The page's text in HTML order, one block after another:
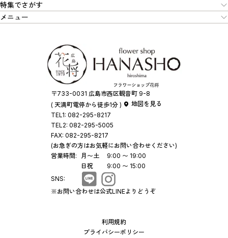
特集でさがす
メニュー
〒733-0031 広島市西区観音町 9-8
( 天満町電停から徒歩1分 )
地図を見る
TEL1: 082-295-8217
TEL2: 082-295-5005
FAX: 082-295-8217
(お急ぎの方はお気軽にお問い合わせください)
営業時間:
月〜土
9:00 〜 19:00
日祝
9:00 〜 15:00
SNS:
※お問い合わせは公式LINEよりどうぞ
利用規約
プライバシーポリシー